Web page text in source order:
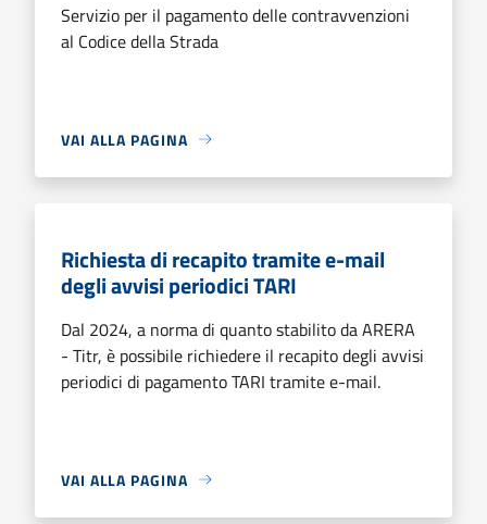
Servizio per il pagamento delle contravvenzioni
al Codice della Strada
VAI ALLA PAGINA
Richiesta di recapito tramite e-mail
degli avvisi periodici TARI
Dal 2024, a norma di quanto stabilito da ARERA
- Titr, è possibile richiedere il recapito degli avvisi
periodici di pagamento TARI tramite e-mail.
VAI ALLA PAGINA